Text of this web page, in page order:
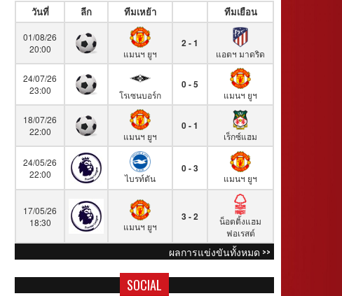
วันที่ ลีก ทีมเหย้า ทีมเยือน
01/08/26
20:00
แมนฯ ยูฯ
2 - 1
แอตฯ มาดริด
24/07/26
23:00
โรเซนบอร์ก
0 - 5
แมนฯ ยูฯ
18/07/26
22:00
แมนฯ ยูฯ
0 - 1
เร็กซ์แฮม
24/05/26
22:00
ไบรท์ตัน
0 - 3
แมนฯ ยูฯ
17/05/26
18:30
แมนฯ ยูฯ
3 - 2
น็อตติ้งแฮม
ฟอเรสต์
ผลการแข่งขันทั้งหมด >>
SOCIAL